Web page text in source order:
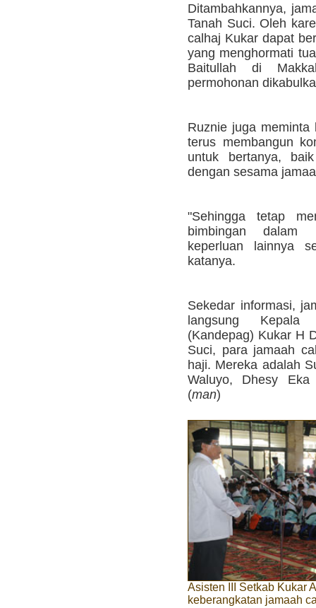
Ditambahkannya,
Tanah Suci. Oleh
calhaj Kukar dapat
yang menghormati
Baitullah di
permohonan
Ruznie juga meminta
terus membangun
untuk bertanya,
dengan sesama
"Sehingga tetap
bimbingan dalam
keperluan lainnya
katanya.
Sekedar informasi,
langsung Kepala
(Kandepag) Kukar H
Suci, para jamaah
haji. Mereka adalah
Waluyo, Dhesy
(man)
Asisten III Setkab Kukar
keberangkatan jamaah